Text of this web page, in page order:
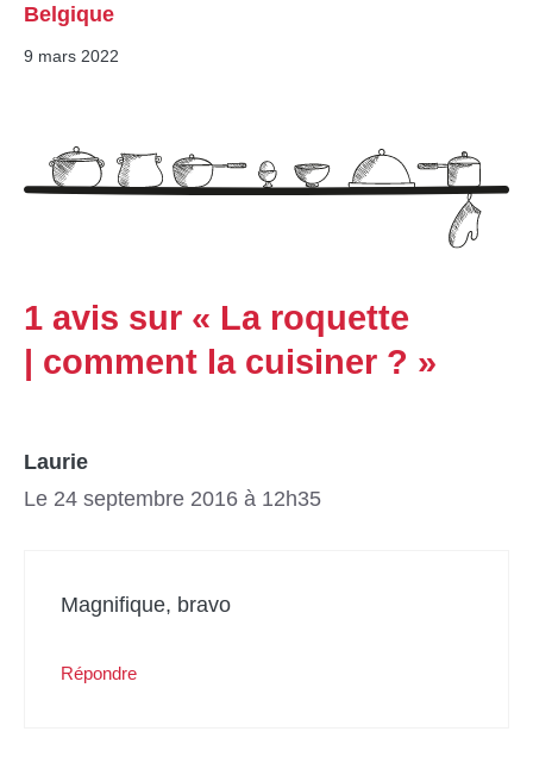
Belgique
9 mars 2022
1 avis sur « La roquette
| comment la cuisiner ? »
Laurie
Le 24 septembre 2016 à 12h35
Magnifique, bravo
Répondre